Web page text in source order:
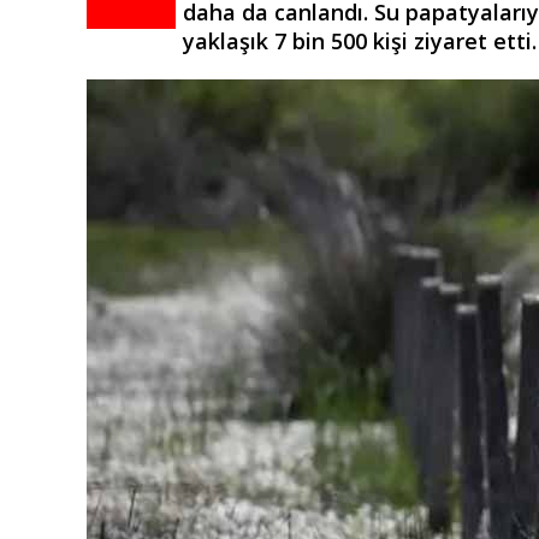
daha da canlandı. Su
yaklaşık 7 bin 500 kişi ziyaret etti.